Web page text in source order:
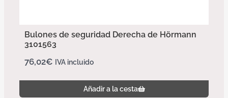
Bulones de seguridad Derecha de Hörmann
3101563
76,02€ IVA incluido
Añadir a la cesta